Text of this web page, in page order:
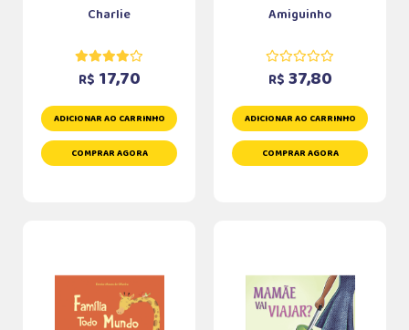
Charlie
R$ 17,70
ADICIONAR AO CARRINHO
COMPRAR AGORA
Amiguinho
R$ 37,80
ADICIONAR AO CARRINHO
COMPRAR AGORA